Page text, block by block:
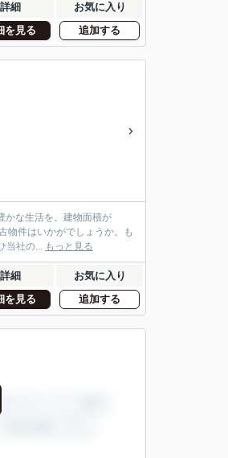
詳細 お気に入り
を見る 追加する
かな生活を。建物面積が
物件はいかがでしょうか。も
当社の... もっと見る
詳細 お気に入り
を見る 追加する